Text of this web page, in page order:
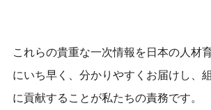
これらの貴重な一次情報を日本の人材
にいち早く、分かりやすくお届けし、
に貢献することが私たちの責務です。